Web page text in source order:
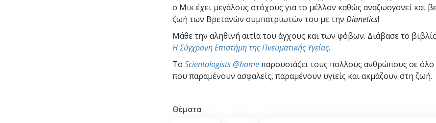
ο Μικ έχει μεγάλους στόχους για το μέλλον καθώς αναζωογονεί και
ζωή των Βρετανών συμπατριωτών του με την Dianetics!
Μάθε την αληθινή αιτία του άγχους και των φόβων. Διάβασε το
Η Σύγχρονη Επιστήμη της Πνευματικής Υγείας.
To Scientologists @homeπαρουσιάζει τους πολλούς ανθρώπους σε
που παραμένουν ασφαλείς, παραμένουν υγιείς και ακμάζουν στη ζωή.
Θέματα